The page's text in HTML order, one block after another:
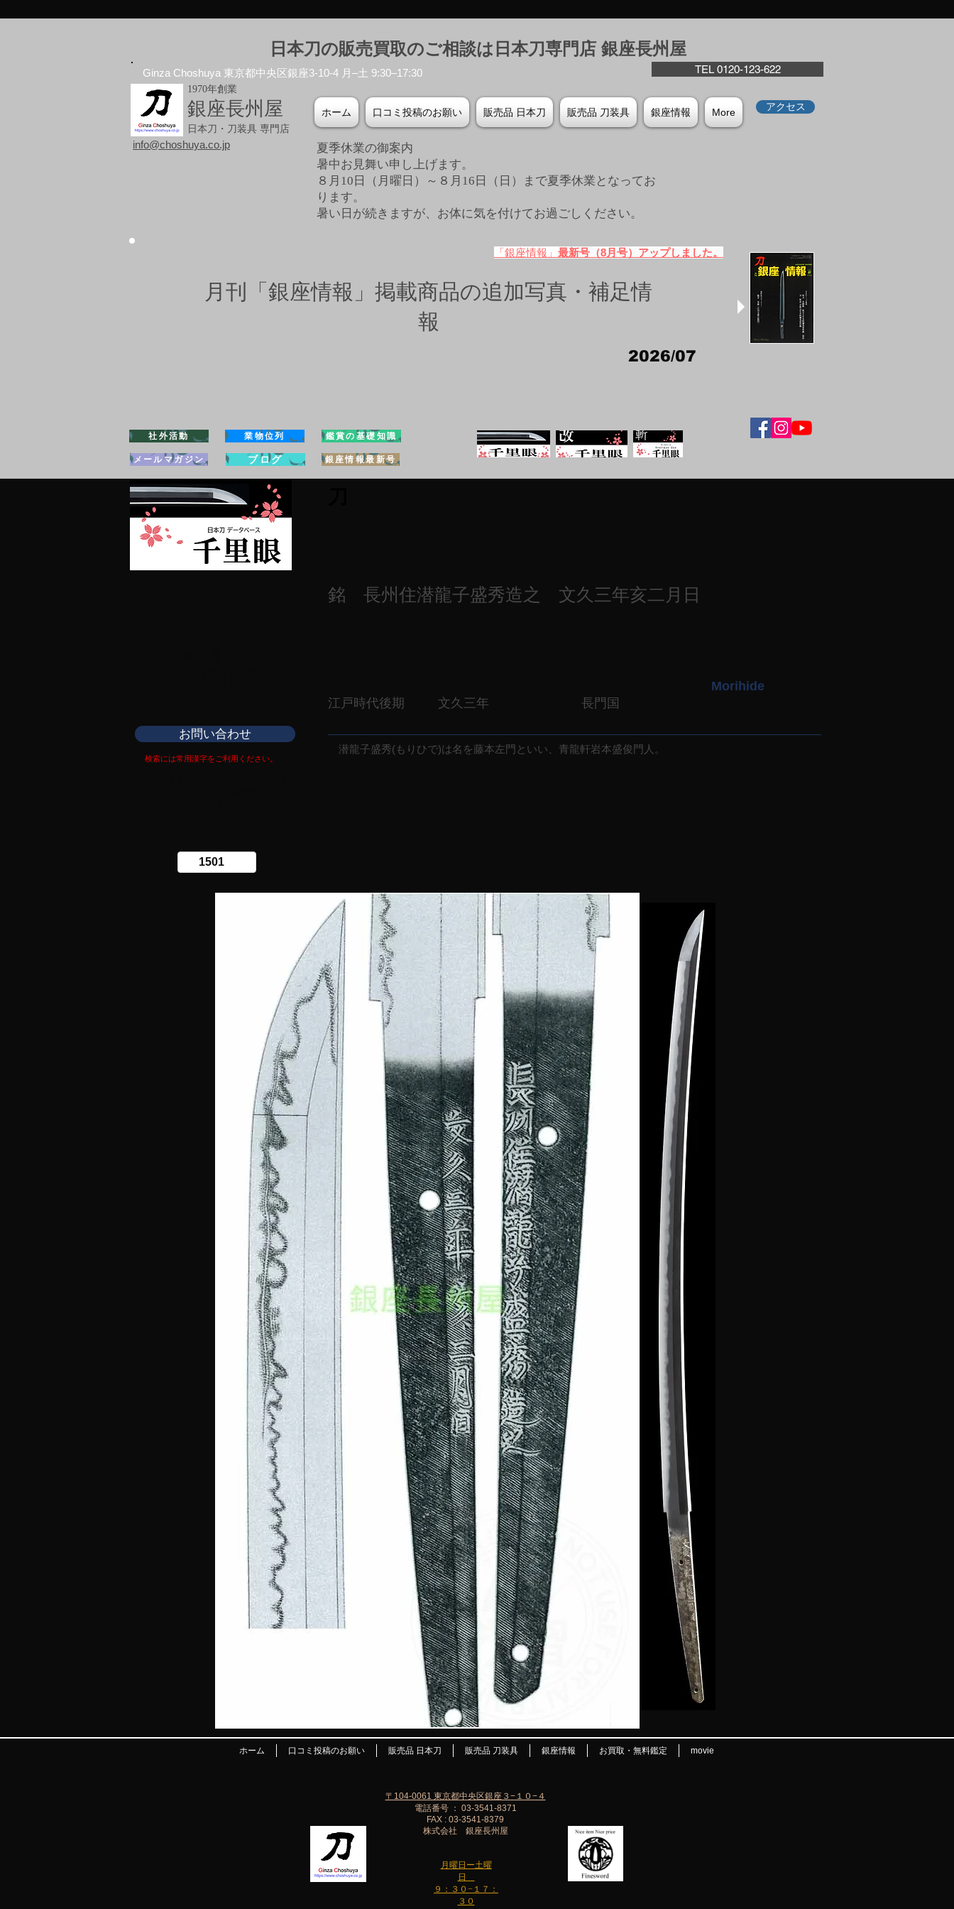
日本刀の販売買取のご相談は日本刀専門店 銀座⻑州屋
TEL 0120-123-622
Ginza Choshuya 東京都中央区銀座3-10-4 月–土 9:30–17:30
1970年創業
銀座長州屋
日本刀・刀装具 専門店
ホーム 口コミ投稿のお願い 販売品 日本刀 販売品 刀装具 銀座情報 More アクセス
info@choshuya.co.jp
夏季休業の御案内
暑中お見舞い申し上げます。
８月10日（月曜日）～８月16日（日）まで夏季休業となってお
ります。
​暑い日が続きますが、お体に気を付けてお過ごしください。
「銀座情報」 最新号（8月号）アップしました。
月刊「銀座情報」掲載商品の追加写真・補足情
報
2026/07
社外活動 業物位列 鑑賞の基礎知識
メールマガジン ブログ 銀座情報最新号
銘 長州住潜龍子盛秀造之 文久三年亥二月日
江戸時代後期 文久三年 長門国
Morihide
お問い合わせ
検索には常用漢字をご利用ください。
潜龍子盛秀(もりひで)は名を藤本左門といい、青龍軒岩本盛俊門人。
ホーム 口コミ投稿のお願い 販売品 日本刀 販売品 刀装具 銀座情報 お買取・無料鑑定 movie
月曜日ー土曜
日
９：３０−１７：
３０
〒104-0061 東京都中央区銀座３−１０−４
電話番号 ： 03-3541-8371
FAX : 03-3541-8379
株式会社 銀座長州屋